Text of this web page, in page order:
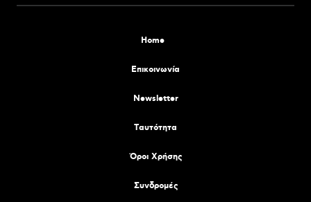
Home
Επικοινωνία
Newsletter
Tαυτότητα
Όροι Χρήσης
Συνδρομές